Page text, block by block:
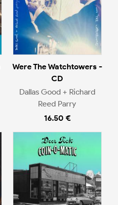
Were The Watchtowers -
CD
Dallas Good + Richard
Reed Parry
16.50 €